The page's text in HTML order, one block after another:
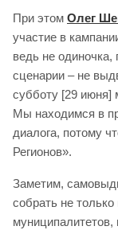
При этом Олег
участие в
ведь не
сценарии – не
субботу [29 июня]
Мы находимся в
диалога, потому
Регионов».
Заметим,
собрать не